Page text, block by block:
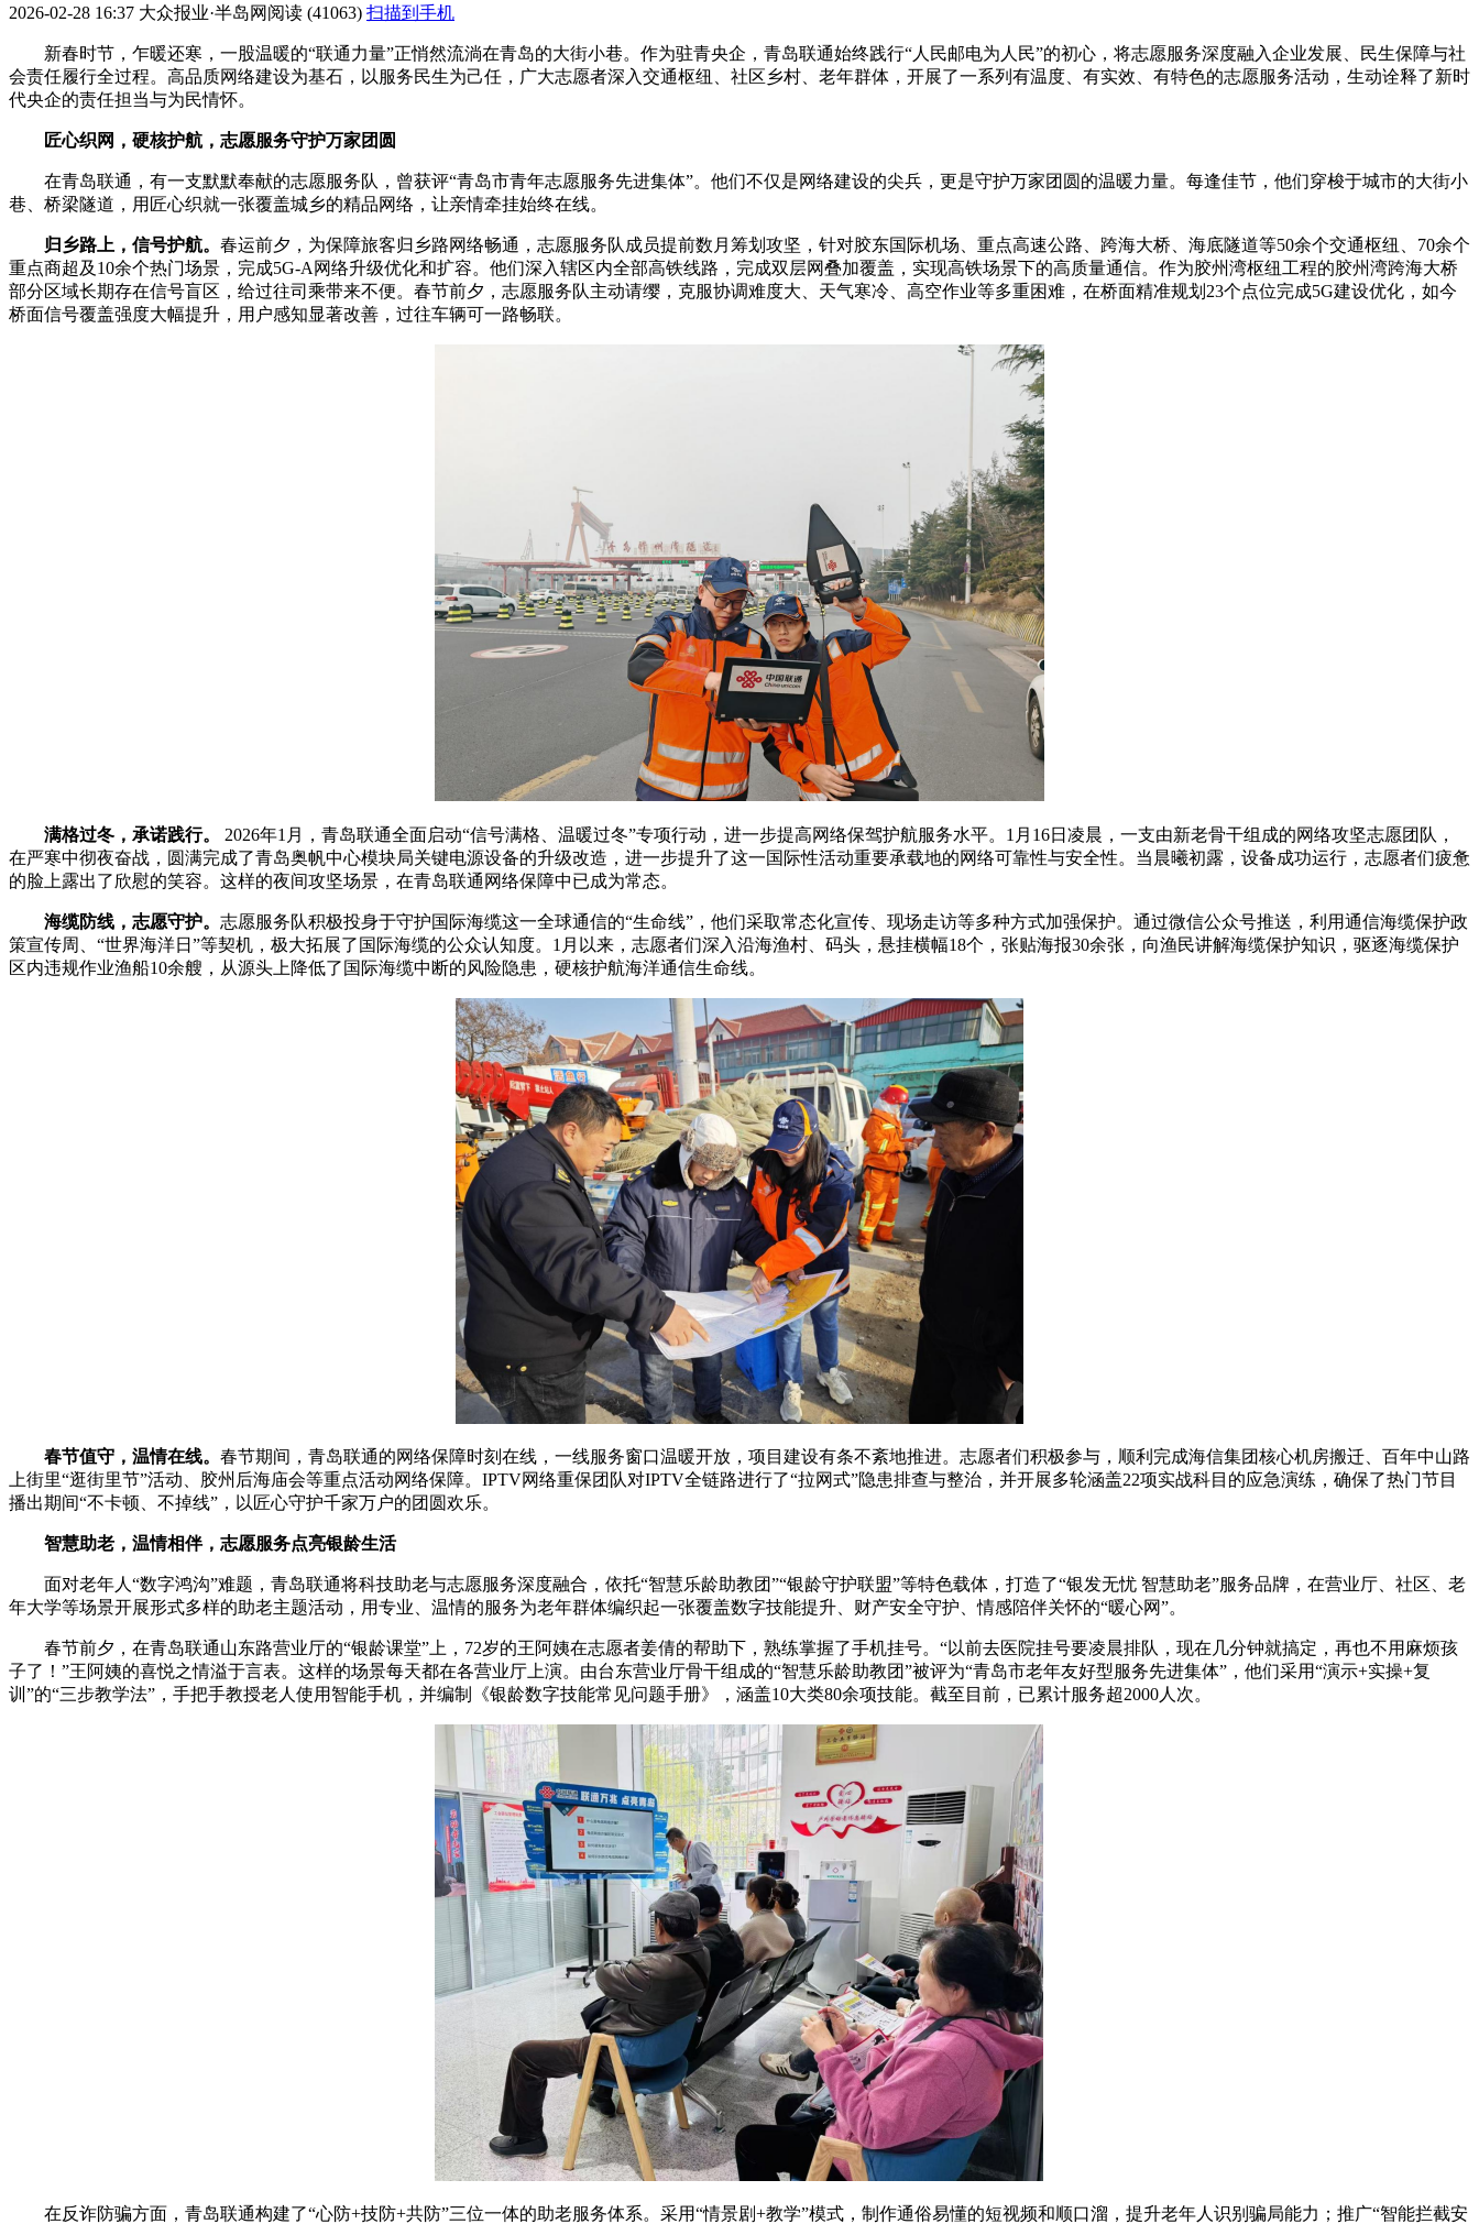
2026-02-28 16:37 大众报业·半岛网 阅读 (41063) 扫描到手机
新春时节，乍暖还寒，一股温暖的“联通力量”正悄然流淌在青岛的大街小巷。作为驻青央企，青岛联通始终践行“人民邮电为人民”的初心，将志愿服务深度融入企业发展、民生保障与社
会责任履行全过程。高品质网络建设为基石，以服务民生为己任，广大志愿者深入交通枢纽、社区乡村、老年群体，开展了一系列有温度、有实效、有特色的志愿服务活动，生动诠释了新时
代央企的责任担当与为民情怀。
匠心织网，硬核护航， 志愿服务守护万家团圆
在青岛联通，有一支默默奉献的志愿服务队，曾获评“青岛市青年志愿服务先进集体”。他们不仅是网络建设的尖兵，更是守护万家团圆的温暖力量。每逢佳节，他们穿梭于城市的大街小
巷、桥梁隧道，用匠心织就一张覆盖城乡的精品网络，让亲情牵挂始终在线。
归乡路上，信号护航。 春运前夕，为保障旅客归乡路网络畅通，志愿服务队成员提前数月筹划攻坚，针对胶东国际机场、重点高速公路、跨海大桥、海底隧道等50余个交通枢纽、70余个
重点商超及10余个热门场景，完成5G-A网络升级优化和扩容。他们深入辖区内全部高铁线路，完成双层网叠加覆盖，实现高铁场景下的高质量通信。作为胶州湾枢纽工程的胶州湾跨海大桥
部分区域长期存在信号盲区，给过往司乘带来不便。春节前夕，志愿服务队主动请缨，克服协调难度大、天气寒冷、高空作业等多重困难，在桥面精准规划23个点位完成5G建设优化，如今
桥面信号覆盖强度大幅提升，用户感知显著改善，过往车辆可一路畅联。
满格过冬，承诺践行。
2026年1月，青岛联通全面启动“信号满格、温暖过冬”专项行动，进一步提高网络保驾护航服务水平。1月16日凌晨，一支由新老骨干组成的网络攻坚志愿团队，
在严寒中彻夜奋战，圆满完成了青岛奥帆中心模块局关键电源设备的升级改造，进一步提升了这一国际性活动重要承载地的网络可靠性与安全性。当晨曦初露，设备成功运行，志愿者们疲惫
的脸上露出了欣慰的笑容。这样的夜间攻坚场景，在青岛联通网络保障中已成为常态。
海缆防线，志愿守护。 志愿服务队积极投身于守护国际海缆这一全球通信的“生命线”，他们采取常态化宣传、现场走访等多种方式加强保护。通过微信公众号推送，利用通信海缆保护政
策宣传周、“世界海洋日”等契机，极大拓展了国际海缆的公众认知度。1月以来，志愿者们深入沿海渔村、码头，悬挂横幅18个，张贴海报30余张，向渔民讲解海缆保护知识，驱逐海缆保护
区内违规作业渔船10余艘，从源头上降低了国际海缆中断的风险隐患，硬核护航海洋通信生命线。
春节值守，温情在线。 春节期间，青岛联通的网络保障时刻在线，一线服务窗口温暖开放，项目建设有条不紊地推进。志愿者们积极参与，顺利完成海信集团核心机房搬迁、百年中山路
上街里“逛街里节”活动、胶州后海庙会等重点活动网络保障。IPTV网络重保团队对IPTV全链路进行了“拉网式”隐患排查与整治，并开展多轮涵盖22项实战科目的应急演练，确保了热门节目
播出期间“不卡顿、不掉线”，以匠心守护千家万户的团圆欢乐。
智慧助老， 温情相伴，志愿服务点亮银龄生活
面对老年人“数字鸿沟”难题，青岛联通将科技助老与志愿服务深度融合，依托“智慧乐龄助教团”“银龄守护联盟”等特色载体，打造了“银发无忧 智慧助老”服务品牌，在营业厅、社区、老
年大学等场景开展形式多样的助老主题活动，用专业、温情的服务为老年群体编织起一张覆盖数字技能提升、财产安全守护、情感陪伴关怀的“暖心网”。
春节前夕，在青岛联通山东路营业厅的“银龄课堂”上，72岁的王阿姨在志愿者姜倩的帮助下，熟练掌握了手机挂号。“以前去医院挂号要凌晨排队，现在几分钟就搞定，再也不用麻烦孩
子了！”王阿姨的喜悦之情溢于言表。这样的场景每天都在各营业厅上演。由台东营业厅骨干组成的“智慧乐龄助教团”被评为“青岛市老年友好型服务先进集体”，他们采用“演示+实操+复
训”的“三步教学法”，手把手教授老人使用智能手机，并编制《银龄数字技能常见问题手册》，涵盖10大类80余项技能。截至目前，已累计服务超2000人次。
在反诈防骗方面，青岛联通构建了“心防+技防+共防”三位一体的助老服务体系。采用“情景剧+教学”模式，制作通俗易懂的短视频和顺口溜，提升老年人识别骗局能力；推广“智能拦截安